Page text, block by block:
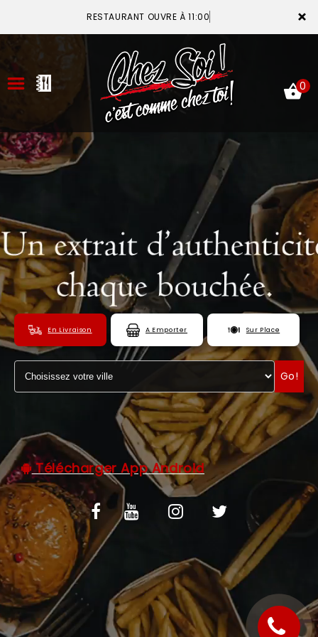
×
RESTAURANT OUVRE À 11:00
ACCUEIL
VOTRE COMPTE
NOTRE RESTAURANT
VOS AVIS
MENTIONS LÉGALES
C.G.V
ZONES DE LIVRAISON
0
En Livraison A Emporter Sur Place
Go!
Télécharger App Android